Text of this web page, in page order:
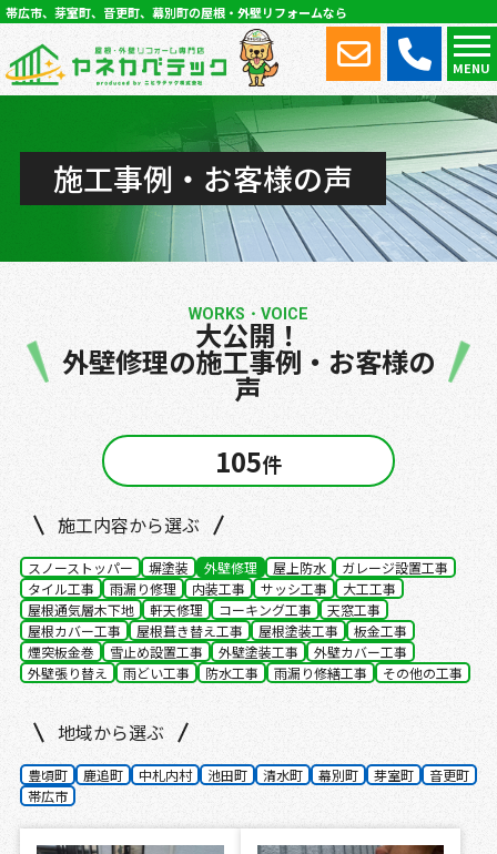
MENU
帯広市、芽室町、音更町、幕別町の屋根・外壁リフォームなら
施工事例・お客様の声
大公開！
外壁修理の施工事例・お客様の
声
WORKS・VOICE
105件
施工内容から選ぶ
スノーストッパー 塀塗装 外壁修理 屋上防水
ガレージ設置工事
タイル工事
雨漏り修理 内装工事 サッシ工事
大工工事
屋根通気層木下地
軒天修理 コーキング工事
天窓工事
屋根カバー工事
屋根葺き替え工事 屋根塗装工事
板金工事
煙突板金巻
雪止め設置工事 外壁塗装工事
外壁カバー工事
外壁張り替え
雨どい工事 防水工事 雨漏り修繕工事 その他の工事
地域から選ぶ
豊頃町 鹿追町 中札内村 池田町 清水町 幕別町 芽室町
音更町
帯広市